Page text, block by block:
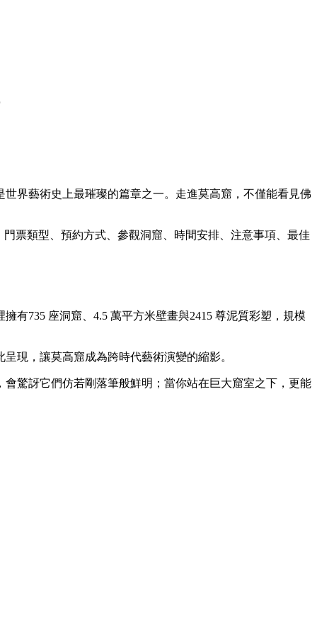
界藝術史上最璀璨的篇章之一。走進莫高窟，不僅能看見佛
票類型、預約方式、參觀洞窟、時間安排、注意事項、最佳
有735 座洞窟、4.5 萬平方米壁畫與2415 尊泥質彩塑，規模
現，讓莫高窟成為跨時代藝術演變的縮影。
驚訝它們仿若剛落筆般鮮明；當你站在巨大窟室之下，更能